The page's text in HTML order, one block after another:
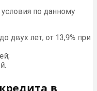
по данному
двух лет, от 13,9% при
в